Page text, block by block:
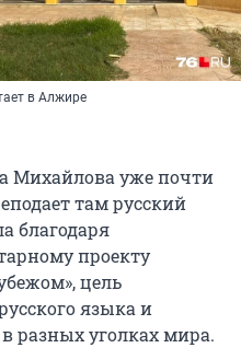
в Алжире
Михайлова уже почти
там русский
благодаря
проекту
цель
языка и
разных уголках мира.